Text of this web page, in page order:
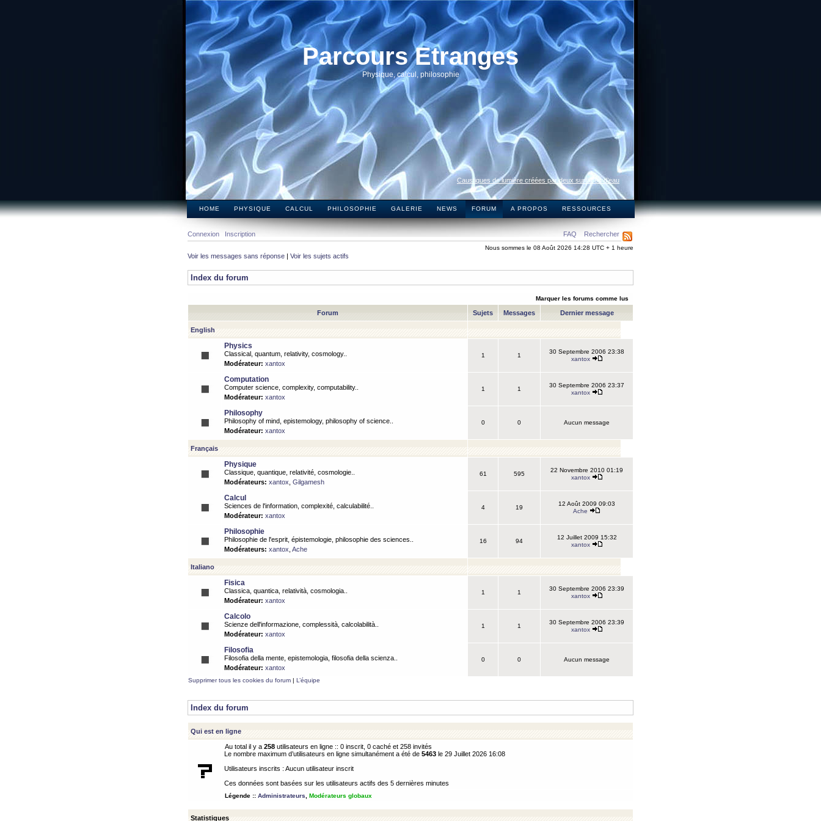
Parcours Etranges
Physique, calcul, philosophie
Caustiques de lumière créées par deux surfaces d’eau
HOME PHYSIQUE CALCUL PHILOSOPHIE GALERIE NEWS FORUM A PROPOS RESSOURCES
FAQ Rechercher
Connexion Inscription
Nous sommes le 08 Août 2026 14:28 UTC + 1 heure
Voir les messages sans réponse | Voir les sujets actifs
Index du forum
Marquer les forums comme lus
Forum Sujets Messages Dernier message
English
Physics
Classical, quantum, relativity, cosmology..
Modérateur: xantox
1 1
30 Septembre 2006 23:38
xantox
Computation
Computer science, complexity, computability..
Modérateur: xantox
1 1
30 Septembre 2006 23:37
xantox
Philosophy
Philosophy of mind, epistemology, philosophy of science..
Modérateur: xantox
0 0 Aucun message
Français
Physique
Classique, quantique, relativité, cosmologie..
Modérateurs: xantox Gilgamesh
61 595
22 Novembre 2010 01:19
xantox
Calcul
Sciences de l'information, complexité, calculabilité..
Modérateur: xantox
4 19
12 Août 2009 09:03
Ache
Philosophie
Philosophie de l'esprit, épistemologie, philosophie des sciences..
Modérateurs: xantox Ache
16 94
12 Juillet 2009 15:32
xantox
Italiano
Fisica
Classica, quantica, relatività, cosmologia..
Modérateur: xantox
1 1
30 Septembre 2006 23:39
xantox
Calcolo
Scienze dell'informazione, complessità, calcolabilità..
Modérateur: xantox
1 1
30 Septembre 2006 23:39
xantox
Filosofia
Filosofia della mente, epistemologia, filosofia della scienza..
Modérateur: xantox
0 0 Aucun message
Supprimer tous les cookies du forum | L’équipe
Index du forum
Qui est en ligne
Au total il y a 258 utilisateurs en ligne :: 0 inscrit, 0 caché et 258 invités
Le nombre maximum d’utilisateurs en ligne simultanément a été de 5463 le 29 Juillet 2026 16:08
Utilisateurs inscrits : Aucun utilisateur inscrit
Ces données sont basées sur les utilisateurs actifs des 5 dernières minutes
Légende :: Administrateurs Modérateurs globaux
Statistiques